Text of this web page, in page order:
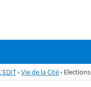
›Vie de la Cité› Elections